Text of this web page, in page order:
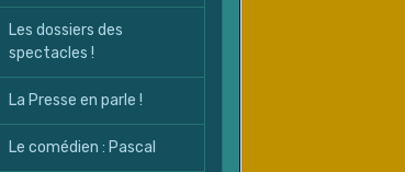
Les dossiers des
spectacles !
La Presse en parle !
Le comédien : Pascal